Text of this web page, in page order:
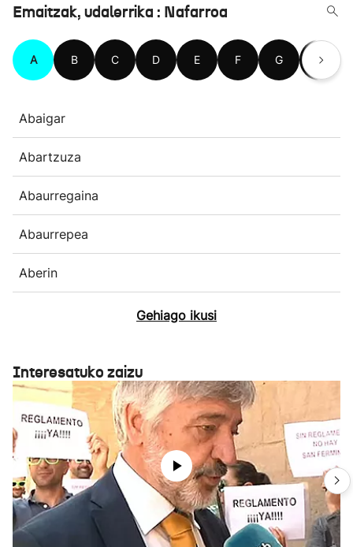
Emaitzak, udalerrika : Nafarroa
A B C D E F G H
Abaigar
Abartzuza
Abaurregaina
Abaurrepea
Aberin
Gehiago ikusi
Interesatuko zaizu